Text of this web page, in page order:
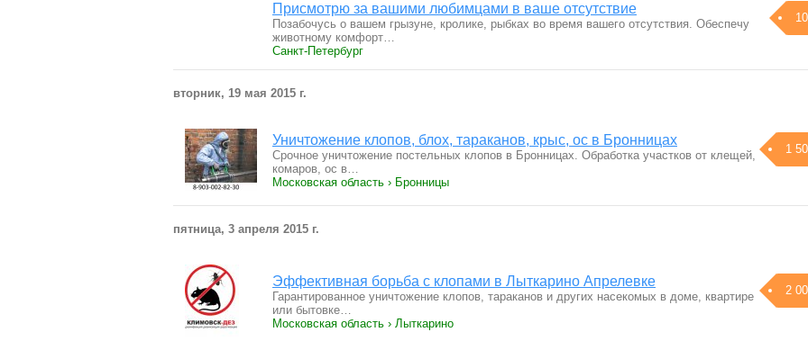
Присмотрю за вашими любимцами в ваше отсутствие
Позабочусь о вашем грызуне, кролике, рыбках во время вашего отсутствия. Обеспечу
животному комфорт…
Санкт-Петербург
вторник, 19 мая 2015 г.
Уничтожение клопов, блох, тараканов, крыс, ос в Бронницах
1
Срочное уничтожение постельных клопов в Бронницах. Обработка участков от клещей,
комаров, ос в…
Московская область › Бронницы
пятница, 3 апреля 2015 г.
Эффективная борьба с клопами в Лыткарино Апрелевке
2
Гарантированное уничтожение клопов, тараканов и других насекомых в доме, квартире
или бытовке…
Московская область › Лыткарино